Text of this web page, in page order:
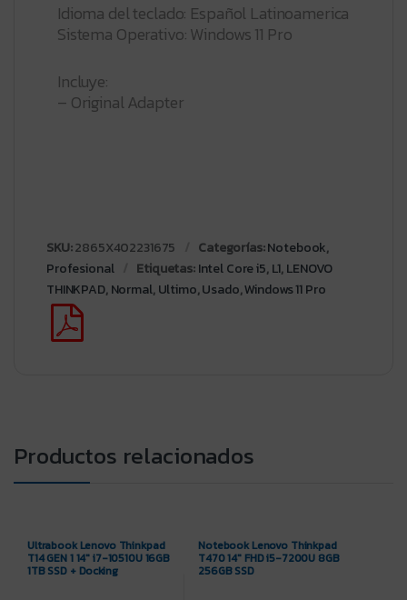
Idioma del teclado: Español Latinoamerica
Sistema Operativo: Windows 11 Pro
Incluye:
– Original Adapter
SKU:2865X402231675 Categorías:Notebook,
Profesional
Etiquetas:Intel Core i5,L1,LENOVO
THINKPAD,Normal,Ultimo,Usado,Windows 11 Pro
Productos relacionados
Ultrabook Lenovo Thinkpad
T14 GEN 1 14″ i7-10510U 16GB
1TB SSD + Docking
Notebook Lenovo Thinkpad
T470 14″ FHD i5-7200U 8GB
256GB SSD